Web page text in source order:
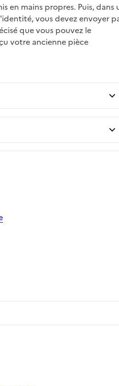
en mains propres. Puis, dans
vous devez envoyer
que vous pouvez le
votre ancienne pièce